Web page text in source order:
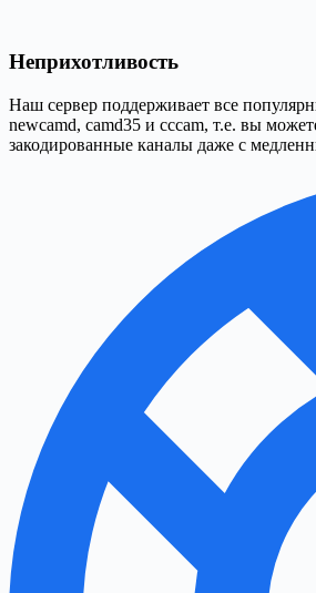
Неприхотливость
Наш сервер поддерживает все
newcamd, camd35 и cccam, т.е. вы
закодированные каналы даже с